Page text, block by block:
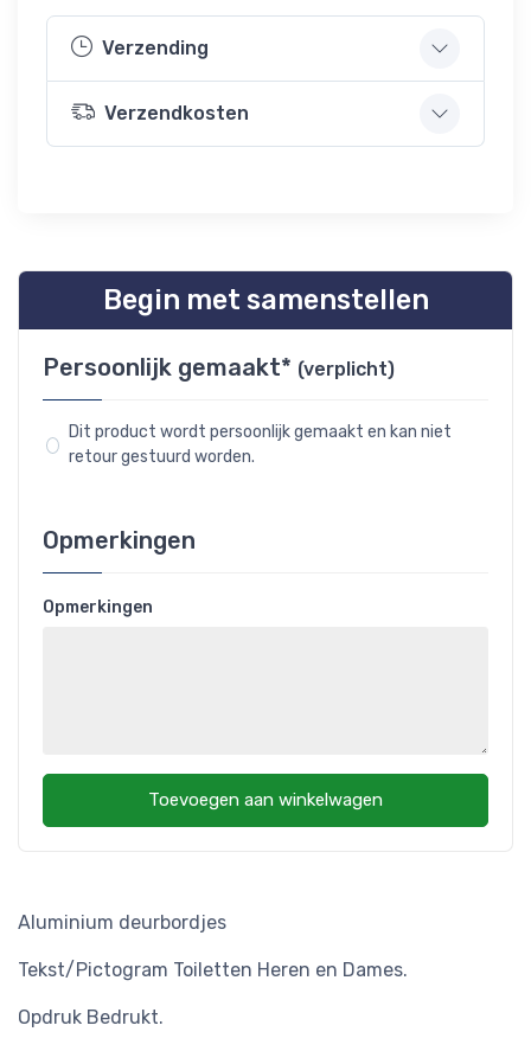
Verzending
Verzendkosten
Aluminium deurbordjes
Tekst/Pictogram Toiletten Heren en Dames.
Opdruk Bedrukt.
Begin met samenstellen
Persoonlijk gemaakt* (verplicht)
Dit product wordt persoonlijk gemaakt en kan niet
retour gestuurd worden.
Opmerkingen
Opmerkingen
Toevoegen aan winkelwagen